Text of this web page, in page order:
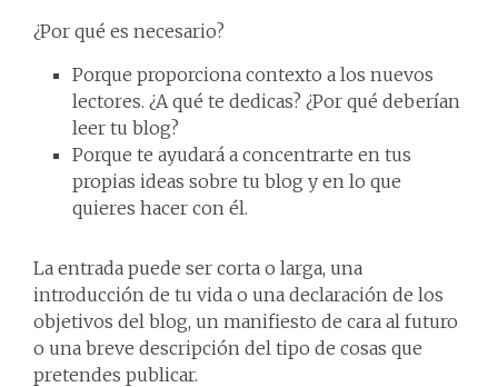
¿Por qué es necesario?
Porque proporciona contexto a los nuevos
lectores. ¿A qué te dedicas? ¿Por qué deberían
leer tu blog?
Porque te ayudará a concentrarte en tus
propias ideas sobre tu blog y en lo que
quieres hacer con él.
La entrada puede ser corta o larga, una
introducción de tu vida o una declaración de los
objetivos del blog, un manifiesto de cara al futuro
o una breve descripción del tipo de cosas que
pretendes publicar.